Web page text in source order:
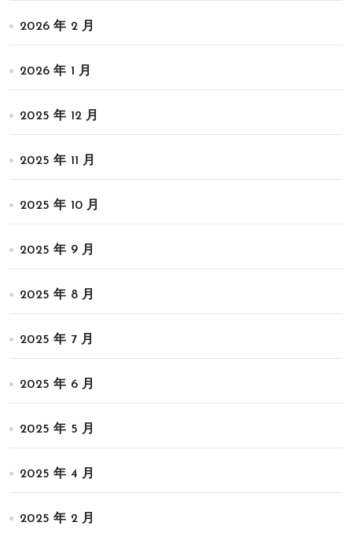
2026 年 2 月
2026 年 1 月
2025 年 12 月
2025 年 11 月
2025 年 10 月
2025 年 9 月
2025 年 8 月
2025 年 7 月
2025 年 6 月
2025 年 5 月
2025 年 4 月
2025 年 2 月